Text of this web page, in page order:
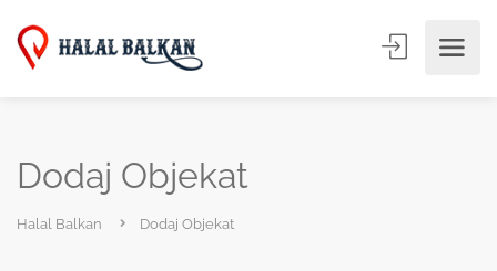
Dodaj Objekat
Halal Balkan Dodaj Objekat